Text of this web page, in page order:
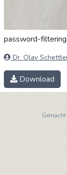
password-
Dr. Olav
Download